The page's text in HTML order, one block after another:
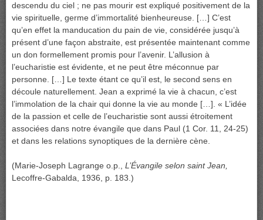
descendu du ciel ; ne pas mourir est expliqué positivement de la
vie spirituelle, germe d’immortalité bienheureuse. […] C’est
qu’en effet la manducation du pain de vie, considérée jusqu’à
présent d’une façon abstraite, est présentée maintenant comme
un don formellement promis pour l’avenir. L’allusion à
l’eucharistie est évidente, et ne peut être méconnue par
personne. […] Le texte étant ce qu’il est, le second sens en
découle naturellement. Jean a exprimé la vie à chacun, c’est
l’immolation de la chair qui donne la vie au monde […]. « L’idée
de la passion et celle de l’eucharistie sont aussi étroitement
associées dans notre évangile que dans Paul (1 Cor. 11, 24-25)
et dans les relations synoptiques de la dernière cène.
(Marie-Joseph Lagrange o.p., L’Évangile selon saint Jean,
Lecoffre-Gabalda, 1936, p. 183.)